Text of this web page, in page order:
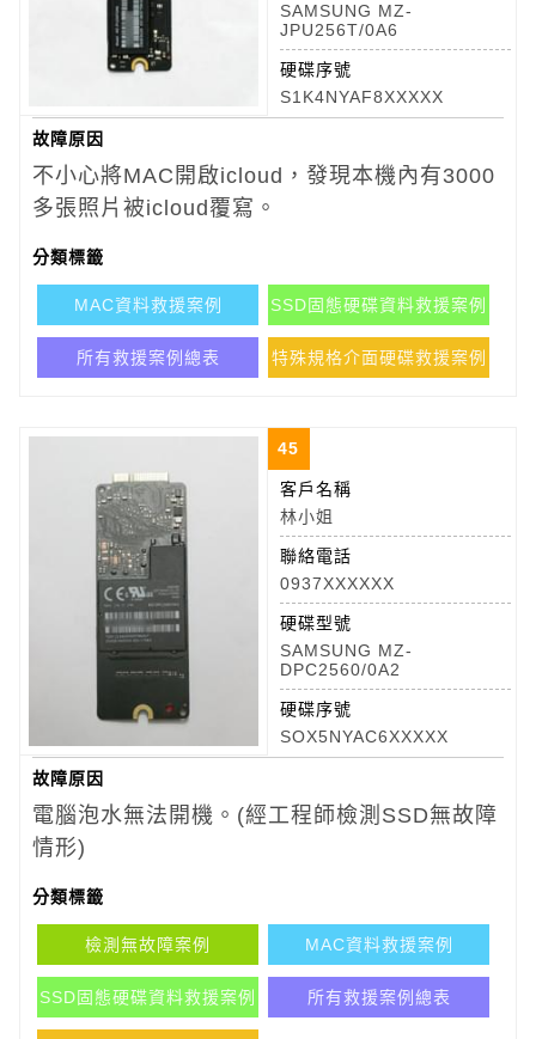
SAMSUNG MZ-
JPU256T/0A6
硬碟序號
S1K4NYAF8XXXXX
故障原因
不小心將MAC開啟icloud，發現本機內有3000
多張照片被icloud覆寫。
分類標籤
MAC資料救援案例 SSD固態硬碟資料救援案例
所有救援案例總表 特殊規格介面硬碟救援案例
45
客戶名稱
林小姐
聯絡電話
0937XXXXXX
硬碟型號
SAMSUNG MZ-
DPC2560/0A2
硬碟序號
SOX5NYAC6XXXXX
故障原因
電腦泡水無法開機。 (經工程師檢測SSD無故障
情形)
分類標籤
檢測無故障案例 MAC資料救援案例
SSD固態硬碟資料救援案例 所有救援案例總表